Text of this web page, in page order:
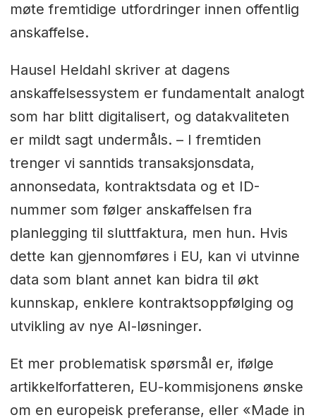
møte fremtidige utfordringer innen offentlig
anskaffelse.
Hausel Heldahl skriver at dagens
anskaffelsessystem er fundamentalt analogt
som har blitt digitalisert, og datakvaliteten
er mildt sagt undermåls. – I fremtiden
trenger vi sanntids transaksjonsdata,
annonsedata, kontraktsdata og et ID-
nummer som følger anskaffelsen fra
planlegging til sluttfaktura, men hun. Hvis
dette kan gjennomføres i EU, kan vi utvinne
data som blant annet kan bidra til økt
kunnskap, enklere kontraktsoppfølging og
utvikling av nye AI-løsninger.
Et mer problematisk spørsmål er, ifølge
artikkelforfatteren, EU-kommisjonens ønske
om en europeisk preferanse, eller «Made in